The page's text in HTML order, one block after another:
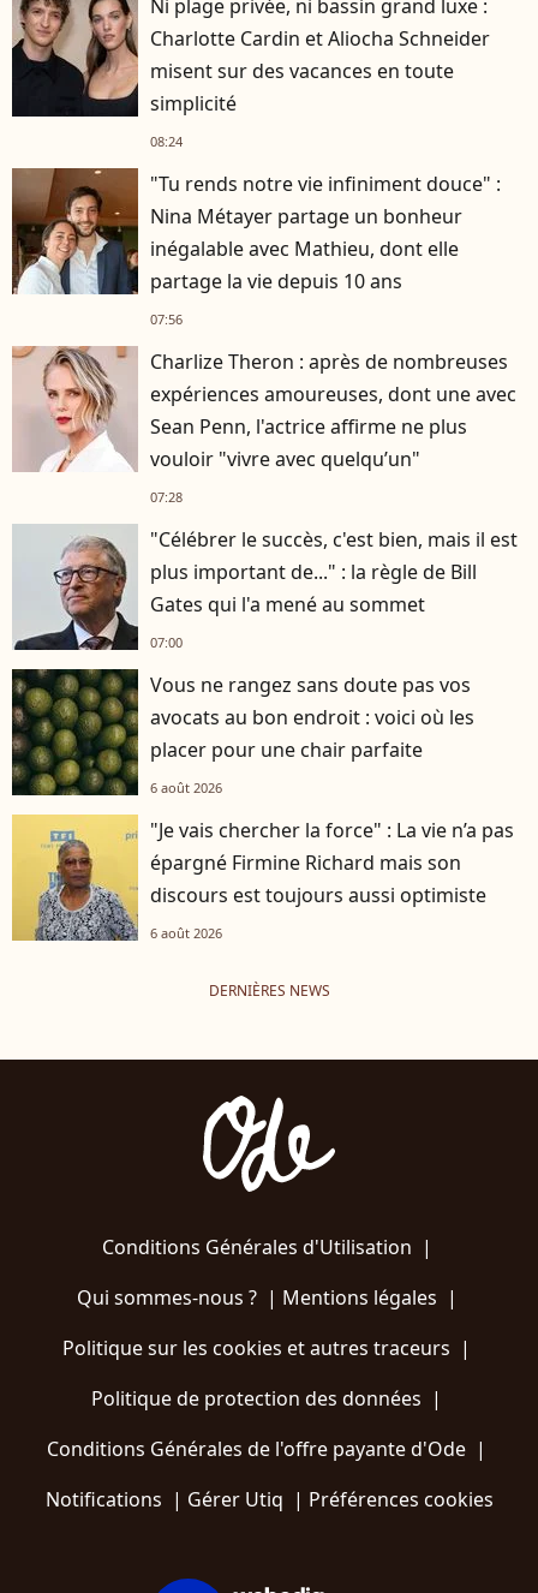
Ni plage privée, ni bassin grand luxe :
Charlotte Cardin et Aliocha Schneider
misent sur des vacances en toute
simplicité
08:24
"Tu rends notre vie infiniment douce" :
Nina Métayer partage un bonheur
inégalable avec Mathieu, dont elle
partage la vie depuis 10 ans
07:56
Charlize Theron : après de nombreuses
expériences amoureuses, dont une avec
Sean Penn, l'actrice affirme ne plus
vouloir "vivre avec quelqu’un"
07:28
"Célébrer le succès, c'est bien, mais il est
plus important de..." : la règle de Bill
Gates qui l'a mené au sommet
07:00
Vous ne rangez sans doute pas vos
avocats au bon endroit : voici où les
placer pour une chair parfaite
6 août 2026
"Je vais chercher la force" : La vie n’a pas
épargné Firmine Richard mais son
discours est toujours aussi optimiste
6 août 2026
DERNIÈRES NEWS
Conditions Générales d'Utilisation |
Qui sommes-nous ?| Mentions légales |
Politique sur les cookies et autres traceurs |
Politique de protection des données |
Conditions Générales de l'offre payante d'Ode |
Notifications | Gérer Utiq | Préférences cookies